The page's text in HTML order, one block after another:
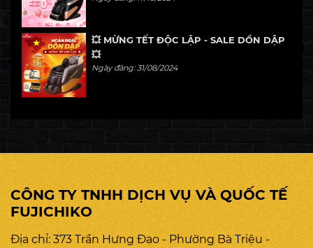
💥 MỪNG TẾT ĐỘC LẬP - SALE DỒN DẬP
💥
Ngày đăng: 31/08/2024
CÔNG TY TNHH DỊCH VỤ VÀ QUỐC TẾ
FUJICHIKO
Địa chỉ: 373 Trần Hưng Đạo - Phường Bà Triệu -